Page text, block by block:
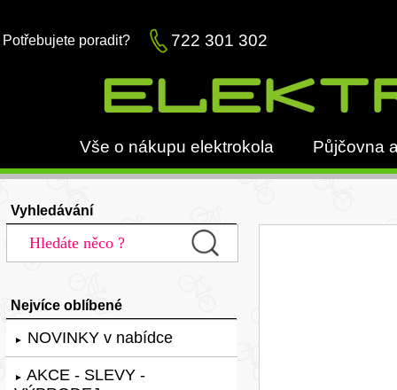
Potřebujete poradit? 722 301 302
Vše o nákupu elektrokola Půjčovna
Vyhledávání
Nejvíce oblíbené
► NOVINKY v nabídce
► AKCE - SLEVY -